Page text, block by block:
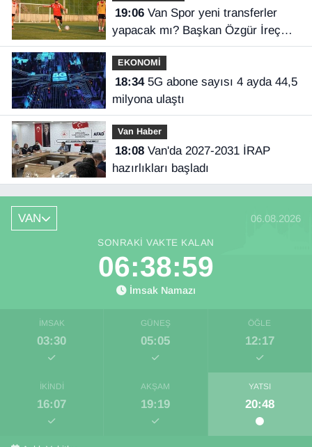
19:06Van Spor yeni transferler
yapacak mı? Başkan Özgür İreç
İlhan açıkladı
EKONOMİ
18:345G abone sayısı 4 ayda 44,5
milyona ulaştı
Van Haber
18:08Van'da 2027-2031 İRAP
hazırlıkları başladı
VAN 06.08.2026
SONRAKI VAKTE KALAN
06:38:58
İmsak Namazı
İMSAK
03:30
GÜNEŞ
05:05
ÖĞLE
12:17
İKINDI
16:07
AKŞAM
19:19
YATSI
20:48